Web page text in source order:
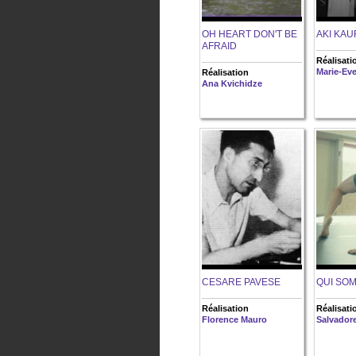
OH HEART DON'T BE
AFRAID
Réalisation
Ana Kvichidze
AKI
Marie-
CESARE PAVESE
Réalisation
Florence Mauro
QUI SOM